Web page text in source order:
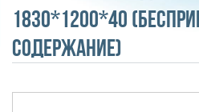
1830*1200*40
содержание)